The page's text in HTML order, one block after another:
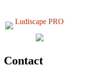
Ludiscape PRO
Contact